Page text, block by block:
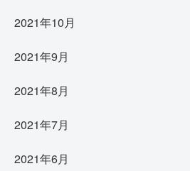
2021年10月
2021年9月
2021年8月
2021年7月
2021年6月